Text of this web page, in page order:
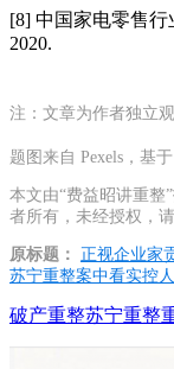
[8] 中国家电零售行
2020.
注：文章为作者独立
题图来自 Pexels，基
本文由“费益昭讲重整
者所有，未经授权，
原标题：
正视企业家
苏宁重整案中看实控
破产重整苏宁重整